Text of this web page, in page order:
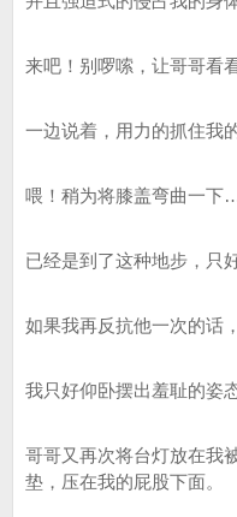
来吧！别啰嗦，让哥哥看看
一边说着，用力的抓住我
喂！稍为将膝盖弯曲一
已经是到了这种地步，只
如果我再反抗他一次的话
我只好仰卧摆出羞耻的姿态
哥哥又再次将台灯放在我
垫，压在我的屁股下面。